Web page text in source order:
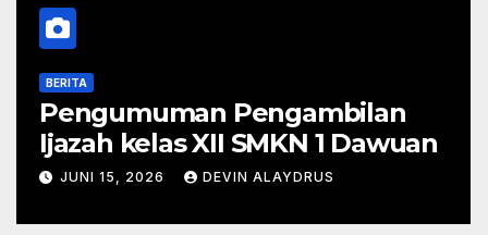
BERITA
Pengumuman Pengambilan
Ijazah kelas XII SMKN 1 Dawuan
JUNI 15, 2026 DEVIN ALAYDRUS